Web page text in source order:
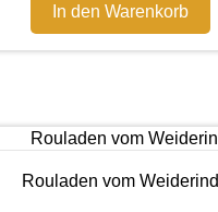
In den Warenkorb
Rouladen vom Weiderind